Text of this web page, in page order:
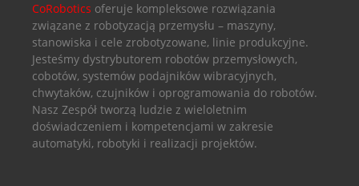
CoRobotics oferuje kompleksowe rozwiązania
związane z robotyzacją przemysłu – maszyny,
stanowiska i cele zrobotyzowane, linie produkcyjne.
Jesteśmy dystrybutorem robotów przemysłowych,
cobotów, systemów podajników wibracyjnych,
chwytaków, czujników i oprogramowania do robotów.
Nasz Zespół tworzą ludzie z wieloletnim
doświadczeniem i kompetencjami w zakresie
automatyki, robotyki i realizacji projektów.